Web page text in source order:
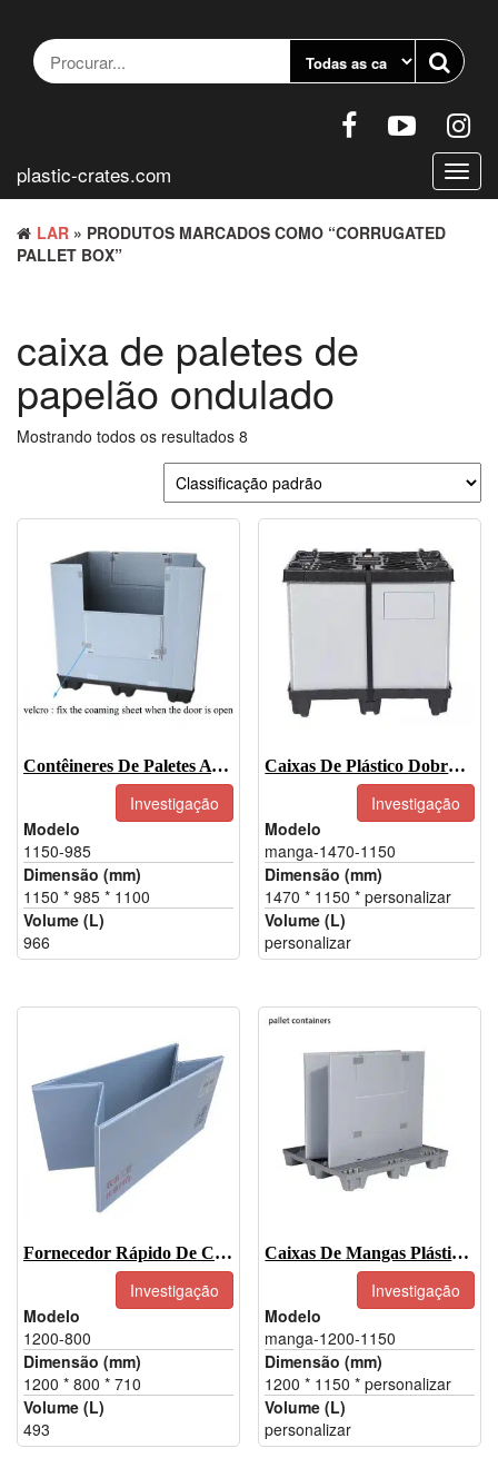
conteúdo
plastic-crates.com
LAR » PRODUTOS MARCADOS COMO “CORRUGATED
PALLET BOX”
caixa de paletes de
papelão ondulado
Mostrando todos os resultados 8
Contêineres De Paletes A Granel-1150-985
Investigação
Modelo
1150-985
Dimensão (mm)
1150 * 985 * 1100
Volume (L)
966
Caixas De Plástico Dobráveis Para Gaylord Com Divisória
Investigação
Modelo
manga-1470-1150
Dimensão (mm)
1470 * 1150 * personalizar
Volume (L)
personalizar
Fornecedor Rápido De Caixas De Paletes De Plástico Dobráveis - 1200-800
Investigação
Modelo
1200-800
Dimensão (mm)
1200 * 800 * 710
Volume (L)
493
Caixas De Mangas Plásticas Dobráveis Para Peças Automotivas
Investigação
Modelo
manga-1200-1150
Dimensão (mm)
1200 * 1150 * personalizar
Volume (L)
personalizar